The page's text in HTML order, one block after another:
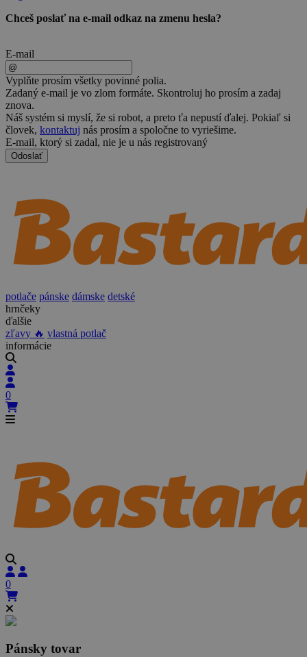
Chceš poslať na e-mail odkaz na zmenu hesla?
E-mail
Vyplňte prosím všetky povinné polia.
Zadaný e-mail je vo zlom formáte. Skontroluj ho prosím a zadaj
znova.
Náš systém si myslí, že si robot, a preto ťa nepustí ďalej. Pokiaľ si
človek, kontaktuj nás prosím a spoločne to vyriešime.
E-mail, ktorý si zadal, nie je u nás registrovaný
Odoslať
potlače pánske dámske detské
hrnčeky
ďalšie
zľavy 🔥 vlastná potlač
informácie
0
0
Pánsky tovar